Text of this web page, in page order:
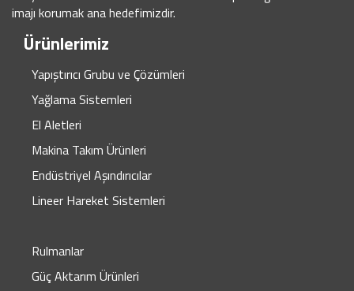
imajı korumak ana hedefimizdir.
Ürünlerimiz
Yapıştırıcı Grubu ve Çözümleri
Yağlama Sistemleri
El Aletleri
Makina Takım Ürünleri
Endüstriyel Aşındırıcılar
Lineer Hareket Sistemleri
Rulmanlar
Güç Aktarım Ürünleri